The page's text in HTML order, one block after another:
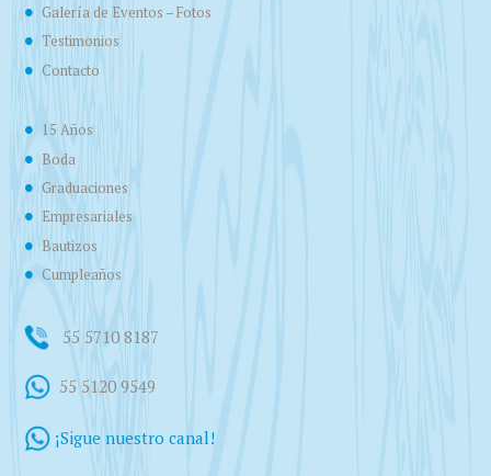
Galería de Eventos – Fotos
Testimonios
Contacto
15 Años
Boda
Graduaciones
Empresariales
Bautizos
Cumpleaños
55 5710 8187
55 5120 9549
¡Sigue nuestro canal!